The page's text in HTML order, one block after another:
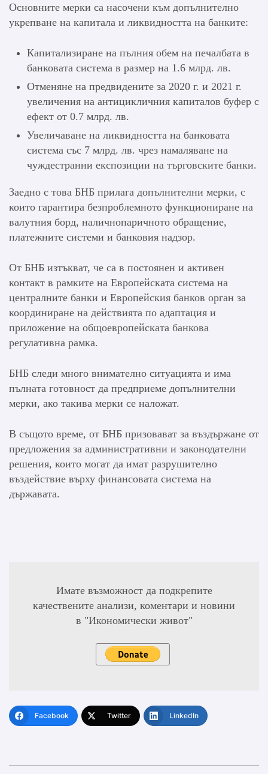
Основните мерки са насочени към допълнително
укрепване на капитала и ликвидността на банките:
Капитализиране на пълния обем на печалбата в
банковата система в размер на 1.6 млрд. лв.
Отменяне на предвидените за 2020 г. и 2021 г.
увеличения на антицикличния капиталов буфер с
ефект от 0.7 млрд. лв.
Увеличаване на ликвидността на банковата
система със 7 млрд. лв. чрез намаляване на
чуждестранни експозиции на търговските банки.
Заедно с това БНБ прилага допълнителни мерки, с
които гарантира безпроблемното функциониране на
валутния борд, наличнопаричното обращение,
платежните системи и банковия надзор.
От БНБ изтъкват, че са в постоянен и активен
контакт в рамките на Европейската система на
централните банки и Европейския банков орган за
координиране на действията по адаптация и
приложение на общоевропейската банкова
регулативна рамка.
БНБ следи много внимателно ситуацията и има
пълната готовност да предприеме допълнителни
мерки, ако такива мерки се наложат.
В същото време, от БНБ призовават за въздържане от
предложения за административни и законодателни
решения, които могат да имат разрушително
въздействие върху финансовата система на
държавата.
Имате възможност да подкрепите
качествените анализи, коментари и новини
в "Икономически живот"
Facebook Twitter LinkedIn